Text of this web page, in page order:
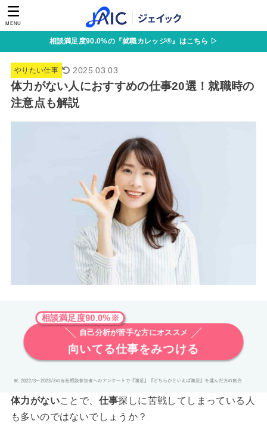
MENU
相談満足度90.0%の『就職カレッジ®』はこちら ▷
やりたい仕事 2025.03.03
体力がない人におすすめの仕事20選！就職時の
注意点も解説
相談満足度90.0%※
自己分析が苦手な方にオススメ
向いてる仕事をみつける
体力がないことで、 仕事探しに苦戦してしまっている人
も多いのではないでしょうか？